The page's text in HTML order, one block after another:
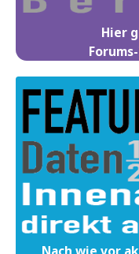
Hier